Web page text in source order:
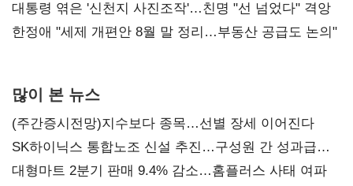
챙기기'
대통령 엮은 '신천지 사진조작'…친명 "선 넘었다" 격앙
한정애 "세제 개편안 8월 말 정리…부동산 공급도 논의"
많이 본 뉴스
(주간증시전망)지수보다 종목…선별 장세 이어진다
SK하이닉스 통합노조 신설 추진…구성원 간 성과급
불만 확산
대형마트 2분기 판매 9.4% 감소…홈플러스 사태 여파